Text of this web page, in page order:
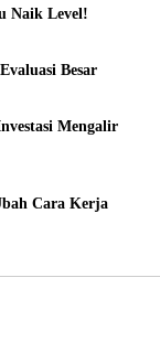
Naik Level!
Besar
Mengalir
Cara Kerja